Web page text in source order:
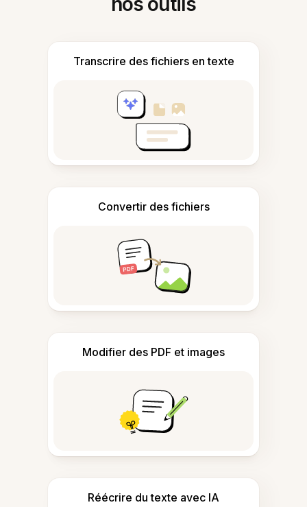
Transcrire des fichiers en texte
Convertir des fichiers
Modifier des PDF et images
Réécrire du texte avec IA